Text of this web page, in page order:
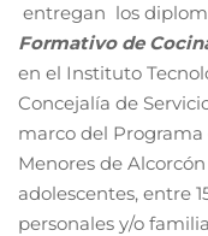
entregan los
Formativo de
en el Instituto
Concejalía de
marco del
Menores de
adolescentes, entre
personales y/o